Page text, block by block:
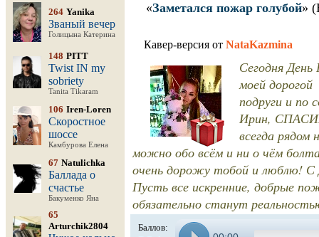
264 Yanika
Званый вечер
Голицына Катерина
148 PITT
Twist IN my
sobriety
Tanita Tikaram
106 Iren-Loren
Скоростное
шоссе
Камбурова Елена
67 Natulichka
Баллада о
счастье
Бакуменко Яна
65
Arturchik2804
«Заметался пожар голубой»
Кавер-версия от NataKazmina
Сегодня День
моей дорогой
подруги и по
Ирин,
всегда
можно обо всём и ни о чём
очень дорожу тобой и люблю!
Пусть все искренние, добрые
обязательно станут
Баллов: